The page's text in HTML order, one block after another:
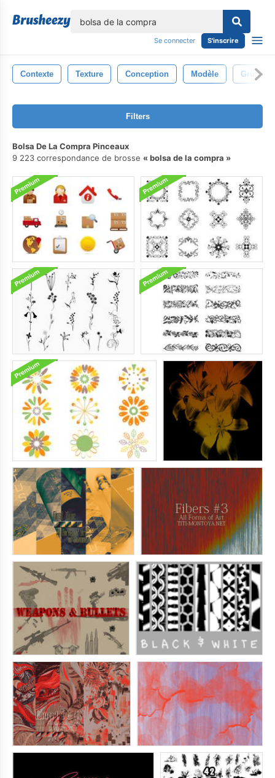
Se connecter S'inscrire
Contexte Texture Conception Modèle Grunge
Filters
Bolsa De La Compra Pinceaux
9 223 correspondance de brosse
bolsa de la compra